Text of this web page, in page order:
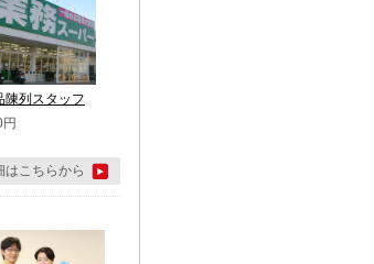
陳列スタッフ
はこちらから